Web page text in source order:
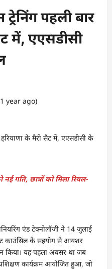
पहली बार
में, एएसडीसी
year ago)
गति, छात्रों को मिला रियल-
एंड टेक्नोलॉजी ने 14 जुलाई
काउंसिल के सहयोग से आयशर
किया। यह पहला अवसर था जब
कार्यक्रम आयोजित हुआ, जो